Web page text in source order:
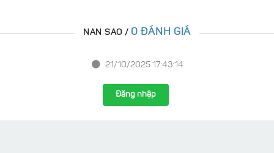
NAN SAO / 0 ĐÁNH GIÁ
21/10/2025 17:43:14
Đăng nhập